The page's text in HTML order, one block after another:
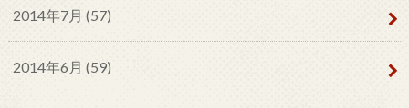
2014年7月 (57)
2014年6月 (59)